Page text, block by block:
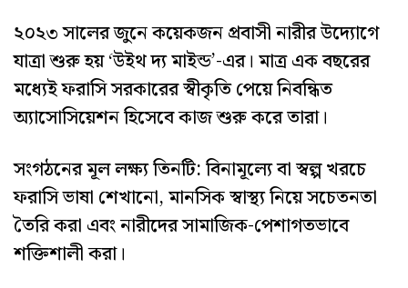
২০২৩ সালের জুনে কয়েকজন প্রবাসী নারীর উদ্যোগে
যাত্রা শুরু হয় ‘উইথ দ্য মাইন্ড’-এর। মাত্র এক বছরের
মধ্যেই ফরাসি সরকারের স্বীকৃতি পেয়ে নিবন্ধিত
অ্যাসোসিয়েশন হিসেবে কাজ শুরু করে তারা।
সংগঠনের মূল লক্ষ্য তিনটি: বিনামূল্যে বা স্বল্প খরচে
ফরাসি ভাষা শেখানো, মানসিক স্বাস্থ্য নিয়ে সচেতনতা
তৈরি করা এবং নারীদের সামাজিক-পেশাগতভাবে
শক্তিশালী করা।